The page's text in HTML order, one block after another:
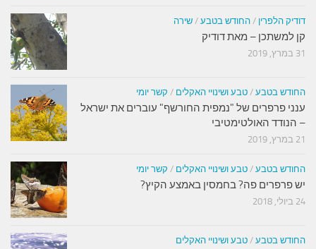
דודיק הלפרין / החודש בטבע / שירה
קן למשתכן – מאת דודיק
31 במרץ, 2019
החודש בטבע / טבע ושינויי האקלים / קשר יומי
ענני פרפרים של "נמפית החורשף" עוברים את ישראל
– הנודד האולטימטיבי
21 במרץ, 2019
החודש בטבע / טבע ושינויי האקלים / קשר יומי
יש פרפרים פה? בחמסין באמצע הקיץ?
24 ביולי, 2018
החודש בטבע / טבע ושינויי האקלים